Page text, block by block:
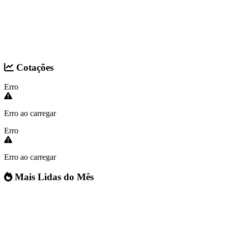
Cotações
Erro
Erro ao carregar
Erro
Erro ao carregar
Mais Lidas do Mês